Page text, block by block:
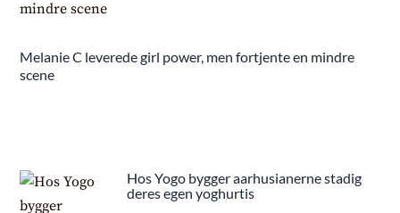
Melanie C leverede girl power, men fortjente en mindre
scene
Hos Yogo bygger aarhusianerne stadig
deres egen yoghurtis